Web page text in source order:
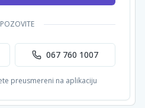
067 760 1007
preusmereni na aplikaciju